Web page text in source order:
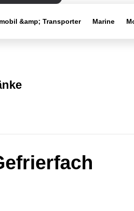
&amp; Transporter Marine